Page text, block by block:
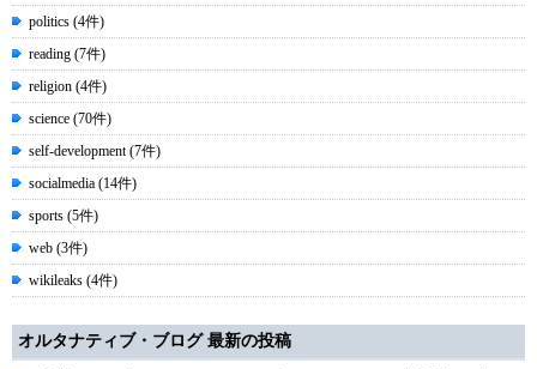
politics (4件)
reading (7件)
religion (4件)
science (70件)
self-development (7件)
socialmedia (14件)
sports (5件)
web (3件)
wikileaks (4件)
オルタナティブ・ブログ 最新の投稿